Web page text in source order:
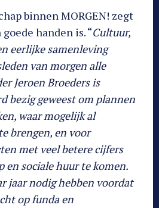
binnen MORGEN! zegt
handen is. “Cultuur,
eerlijke samenleving
van morgen alle
Jeroen Broeders is
bezig geweest om plannen
waar mogelijk al
brengen, en voor
met veel betere cijfers
en sociale huur te komen.
jaar nodig hebben voordat
op funda en